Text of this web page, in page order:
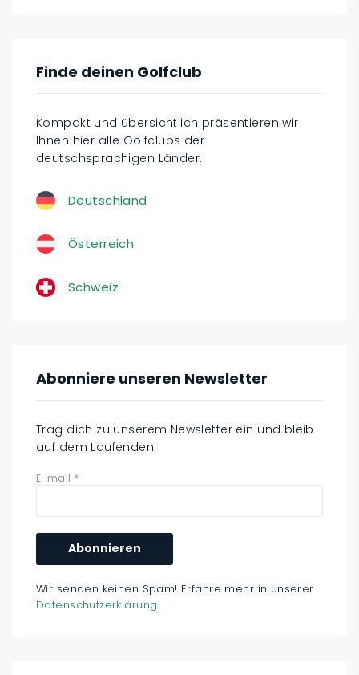
Finde deinen Golfclub
Kompakt und übersichtlich präsentieren wir
Ihnen hier alle Golfclubs der
deutschsprachigen Länder.
Deutschland
Österreich
Schweiz
Abonniere unseren Newsletter
Trag dich zu unserem Newsletter ein und bleib
auf dem Laufenden!
E-mail *
Wir senden keinen Spam! Erfahre mehr in unserer
Datenschutzerklärung.